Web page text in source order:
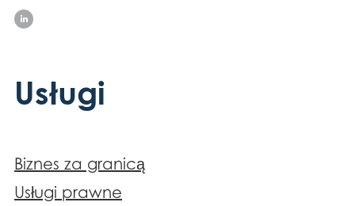
Usługi
Biznes za granicą
Usługi prawne